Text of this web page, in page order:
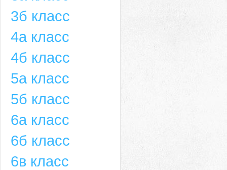
3б класс
4а класс
4б класс
5а класс
5б класс
6а класс
6б класс
6в класс